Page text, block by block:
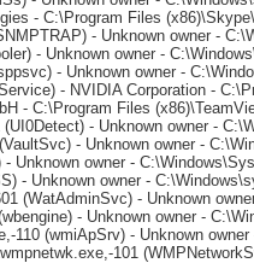
- C:\Program Files
- Unknown owner -
- Unknown owner -
- Unknown owner -
- NVIDIA Corporation -
- C:\Program Files
- Unknown owner -
- Unknown owner -
Unknown owner -
- Unknown owner -
(WatAdminSvc) - Unknown
- Unknown owner -
(wmiApSrv) - Unknown
101